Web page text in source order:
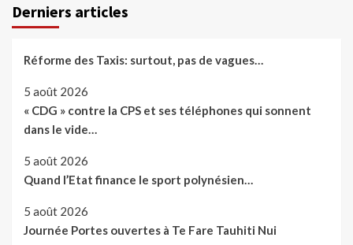
Derniers articles
Réforme des Taxis: surtout, pas de vagues…
5 août 2026
« CDG » contre la CPS et ses téléphones qui sonnent
dans le vide…
5 août 2026
Quand l’Etat finance le sport polynésien…
5 août 2026
Journée Portes ouvertes à Te Fare Tauhiti Nui